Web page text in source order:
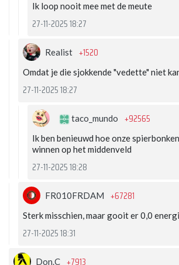
Ik loop nooit mee met de meute
27-11-2025 18:27
Realist +1520
Omdat je die sjokkende "vedette" niet
27-11-2025 18:27
taco_mundo +92565
Ik ben benieuwd hoe onze
winnen op het middenveld
27-11-2025 18:28
FR010FRDAM +67281
Sterk misschien, maar gooit er 0,0
27-11-2025 18:31
Don.C +7913